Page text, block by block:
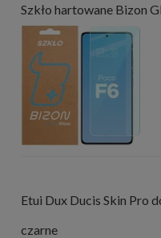
Szkło hartowane Bizon
Etui Dux Ducis Skin Pro
czarne